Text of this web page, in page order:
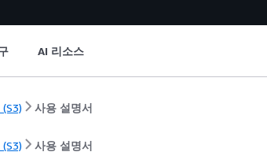
AI 리소스
사용 설명서
사용 설명서